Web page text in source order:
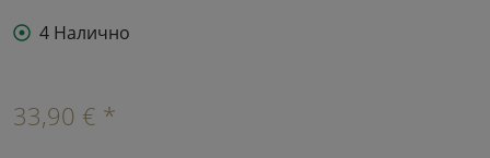
4 Налично
33,90 € *